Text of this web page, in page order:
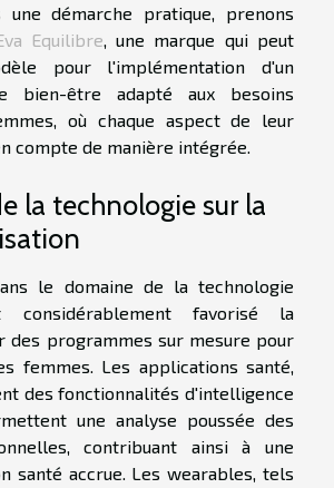
une démarche pratique, prenons
Equilibre, une marque qui peut
pour l'implémentation d'un
bien-être adapté aux besoins
où chaque aspect de leur
compte de manière intégrée.
la technologie sur la
le domaine de la technologie
considérablement favorisé la
des programmes sur mesure pour
femmes. Les applications santé,
des fonctionnalités d'intelligence
une analyse poussée des
contribuant ainsi à une
santé accrue. Les wearables, tels